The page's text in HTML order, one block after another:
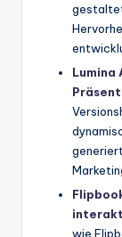
Lumina
wie